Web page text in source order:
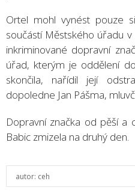
Ortel mohl vynést pouze
součástí Městského úřadu
inkriminované dopravní
úřad, kterým je oddělení
skončila, nařídil její
dopoledne Jan Pášma,
Dopravní značka od pěší a
Babic zmizela na druhý den.
autor: ceh